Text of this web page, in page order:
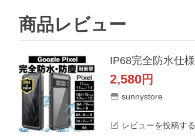
商品レビュー
2,580円
sunnystore
レビューを投稿する